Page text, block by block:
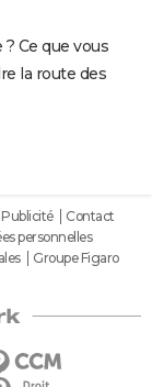
Ce que vous
la route des
Publicité
Contact
personnelles
Groupe Figaro